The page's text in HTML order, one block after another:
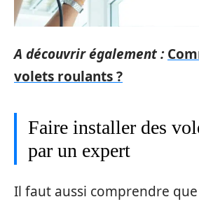
A découvrir également :
volets roulants ?
Faire installer des
par un expert
Il faut aussi comprendre